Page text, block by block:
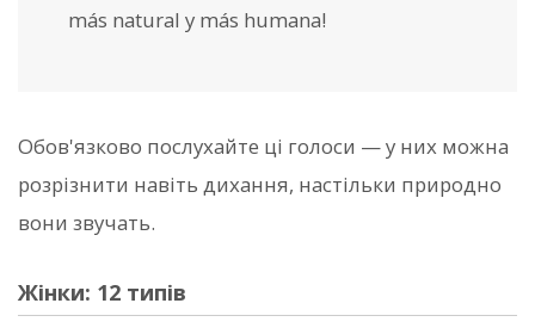
más natural y más humana!
Обов'язково послухайте ці голоси — у них можна
розрізнити навіть дихання, настільки природно
вони звучать.
Жінки: 12 типів